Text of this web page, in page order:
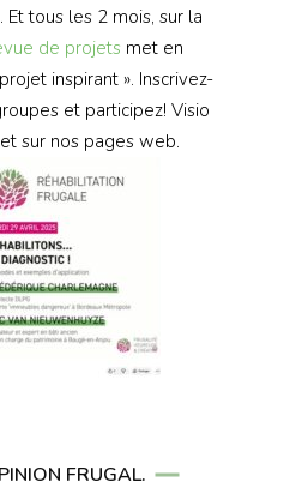
Et tous les 2 mois, sur la
de projets met en
inspirant ». Inscrivez-
et participez! Visio
sur nos pages web.
FRUGAL.